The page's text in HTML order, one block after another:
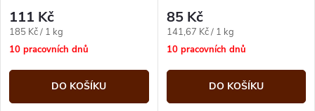
menu
111 Kč
Měrná
cena:
185 Kč / 1 kg
10 pracovních dnů
DO KOŠÍKU
85 Kč
Měrná
cena:
141,67 Kč / 1 kg
10 pracovních dnů
DO KOŠÍKU